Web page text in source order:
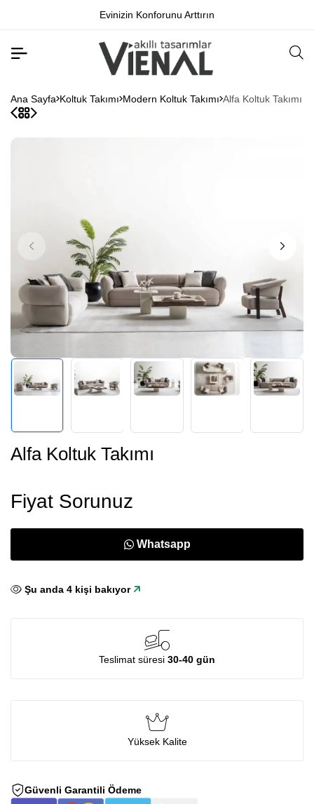
Evinizin Konforunu Arttırın
Ana Sayfa Koltuk Takımı Modern Koltuk Takımı Alfa Koltuk Takımı
Alfa Koltuk Takımı
Fiyat Sorunuz
Whatsapp
Şu anda 4 kişi bakıyor
Teslimat süresi 30-40 gün
Yüksek Kalite
Güvenli Garantili Ödeme